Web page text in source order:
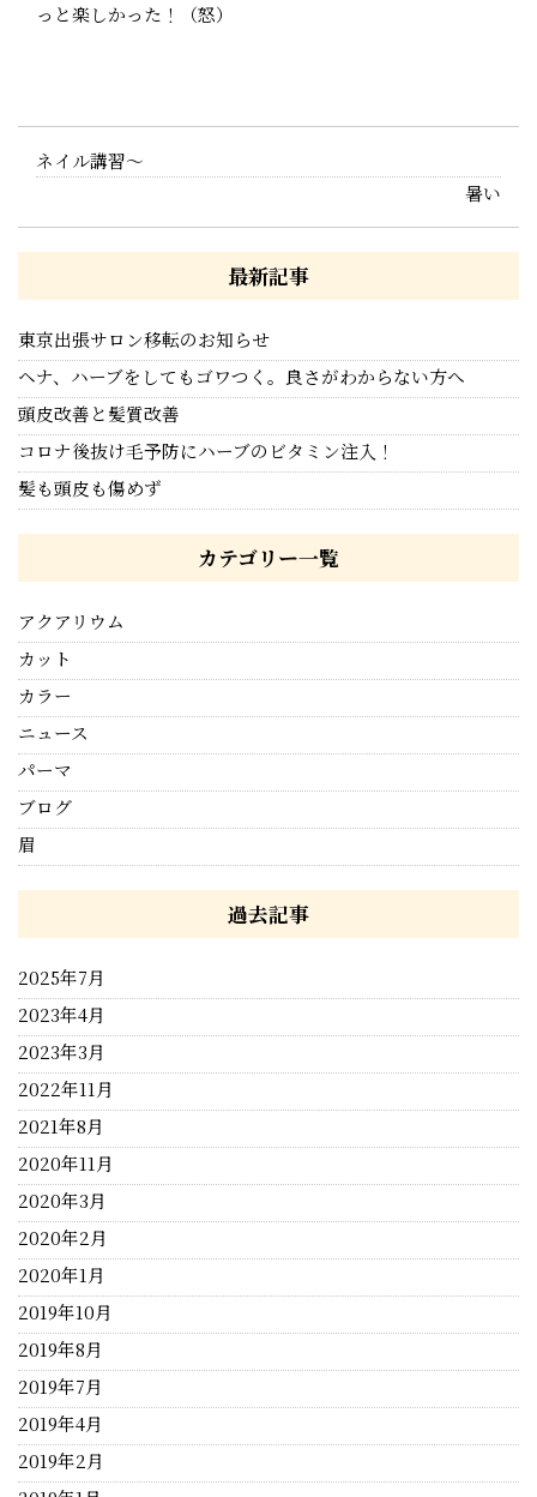
っと楽しかった！（怒）
ネイル講習〜
暑い
最新記事
東京出張サロン移転のお知らせ
ヘナ、ハーブをしてもゴワつく。良さがわからない方へ
頭皮改善と髪質改善
コロナ後抜け毛予防にハーブのビタミン注入！
髪も頭皮も傷めず
カテゴリー一覧
アクアリウム
カット
カラー
ニュース
パーマ
ブログ
眉
過去記事
2025年7月
2023年4月
2023年3月
2022年11月
2021年8月
2020年11月
2020年3月
2020年2月
2020年1月
2019年10月
2019年8月
2019年7月
2019年4月
2019年2月